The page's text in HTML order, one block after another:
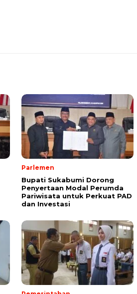
Parlemen
Bupati Sukabumi Dorong
Penyertaan Modal Perumda
Pariwisata untuk Perkuat PAD
dan Investasi